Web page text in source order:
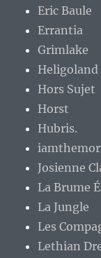
Eric Baule
Errantia
Grimlake
Heligoland
Hors Sujet
Horst
Hubris.
Josienne
La Brume
La Jungle
Les
Lethian